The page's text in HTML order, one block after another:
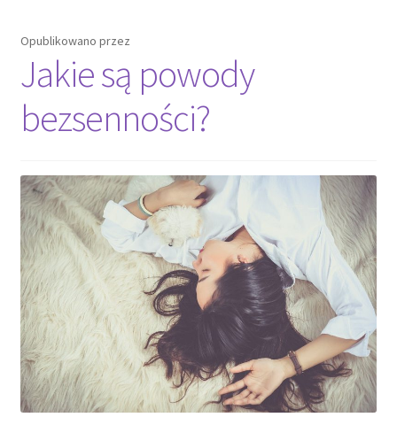
Opublikowano przez
Jakie są powody
bezsenności?